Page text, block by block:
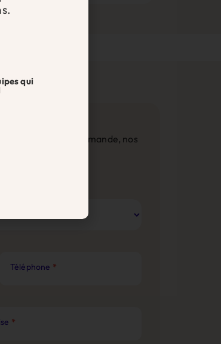
question ou demande, nos
Téléphone *
*
qui